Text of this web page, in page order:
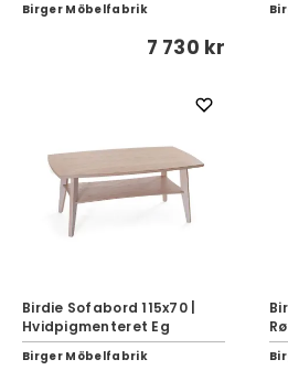
Birger Möbelfabrik
7 730 kr
Birdie Sofabord 115x70 |
Hvidpigmenteret Eg
Birger Möbelfabrik